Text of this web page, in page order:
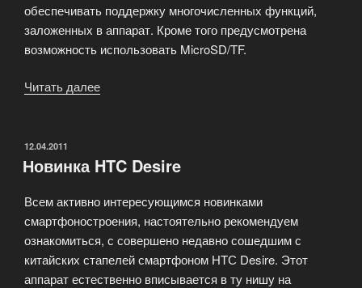
обеспечивать поддержку многочисленных функций,
заложенных в аппарат. Кроме того предусмотрена
возможность использовать MicroSD/TF.
Читать далее
ОПУБЛИКОВАНО
12.04.2011
Новинка HTC Desire
Всем активно интересующимся новинками
смартфоностроения, настоятельно рекомендуем
ознакомиться, с совершено недавно сошедшим с
китайских стапелей смартфоном HTС Desire. Этот
аппарат естественно вписывается в ту нишу на